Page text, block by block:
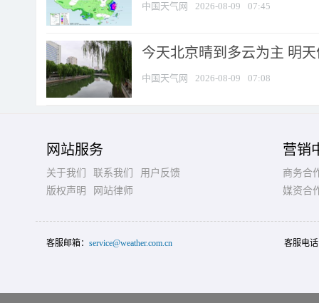
中国天气网 2026-08-09 07:45
今天北京晴到多云为主 明
中国天气网 2026-08-09 07:08
网站服务
关于我们 联系我们
用户反馈
版权声明
网站律师
营销
商务合
媒资合
客服邮箱： service@weather.com.cn 客服电